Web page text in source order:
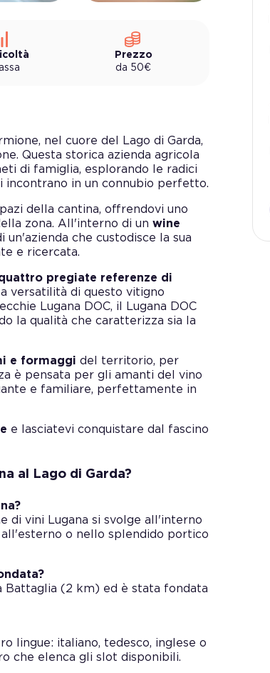
Prezzo
da 50€
nel cuore del Lago di Garda,
Questa storica azienda agricola
di famiglia, esplorando le radici
incontrano in un connubio perfetto.
della cantina, offrendovi uno
zona. All'interno di un wine
che custodisce la sua
e ricercata.
pregiate referenze di
versatilità di questo vitigno
Lugana DOC, il Lugana DOC
la qualità che caratterizza sia la
e formaggi del territorio, per
è pensata per gli amanti del vino
e familiare, perfettamente in
e lasciatevi conquistare dal fascino
al Lago di Garda?
di vini Lugana si svolge all'interno
o nello splendido portico
Battaglia (2 km) ed è stata fondata
lingue: italiano, tedesco, inglese o
che elenca gli slot disponibili.